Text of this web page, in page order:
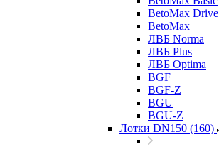
BetoMax Drive
BetoMax
ЛВБ Norma
ЛВБ Plus
ЛВБ Optima
BGF
BGF-Z
BGU
BGU-Z
Лотки DN150 (160)